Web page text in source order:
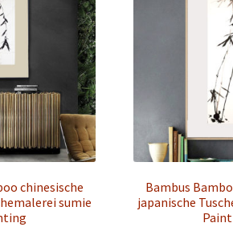
chinesische
sumie
Bambus
japanische